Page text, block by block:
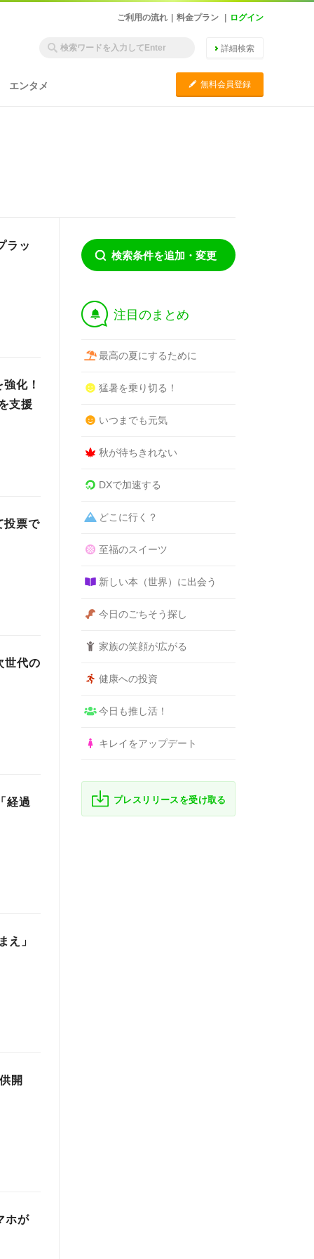
ご利用の流れ 料金プラン ログイン
詳細検索
エンタメ C 無料会員登録
ラッ
化！
支援
投票で
世代の
経過
え」
開
ホが
検索条件を追加・変更
† 注目のまとめ
最高の夏にするために
猛暑を乗り切る！
いつまでも元気
秋が待ちきれない
DXで加速する
どこに行く？
至福のスイーツ
新しい本（世界）に出会う
今日のごちそう探し
家族の笑顔が広がる
健康への投資
今日も推し活！
キレイをアップデート
プレスリリースを受け取る